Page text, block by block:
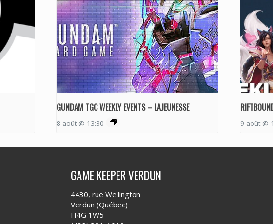
GUNDAM TGC WEEKLY EVENTS – LAJEUNESSE
8 août @ 13:30 9 août @
GAME KEEPER VERDUN
4430, rue Wellington
Verdun (Québec)
H4G 1W5